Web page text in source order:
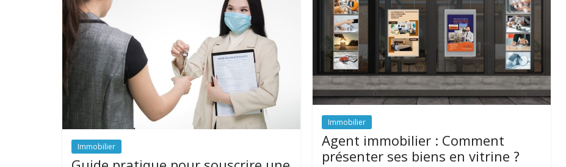
Immobilier
Immobilier
Agent immobilier : Comment
présenter ses biens en vitrine ?